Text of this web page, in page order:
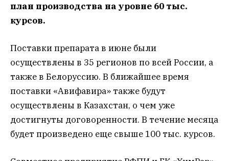
план производства на уровне 60 тыс.
курсов.
Поставки препарата в июне были
осуществлены в 35 регионов по всей России, а
также в Белоруссию. В ближайшее время
поставки «Авифавира» также будут
осуществлены в Казахстан, о чем уже
достигнуты договоренности. В течение месяца
будет произведено еще свыше 100 тыс. курсов.